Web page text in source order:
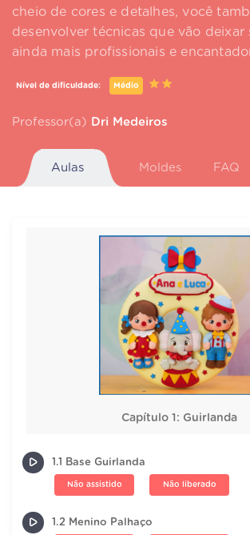
cheio de cores e detalhes, você
desenvolver técnicas que vão deixar
ainda mais profissionais e
Nível de dificuldade: Médio
Professor(a) Dri Medeiros
Aulas Moldes FAQ
Capítulo 1: Guirlanda
1.1 Base Guirlanda
Não assistido Não liberado
1.2 Menino Palhaço